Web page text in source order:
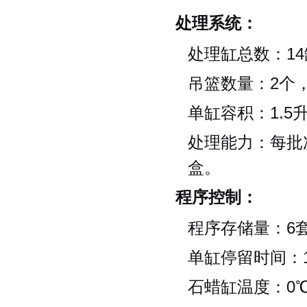
处理系统：
处理缸总数：
吊篮数量：2个
单缸容积：1.5
处理能力：每
盒。
程序控制：
程序存储量：6
单缸停留时间
石蜡缸温度：